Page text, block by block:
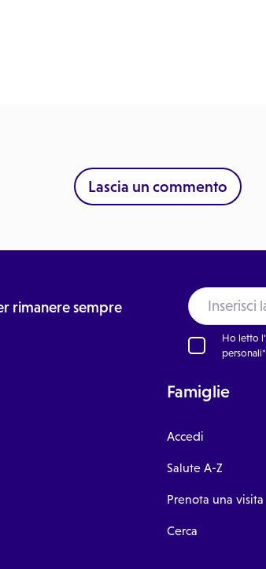
Lascia un commento
rimanere sempre
Ho letto l'
personali*
Famiglie
Accedi
Salute A-Z
Prenota una visita
Cerca